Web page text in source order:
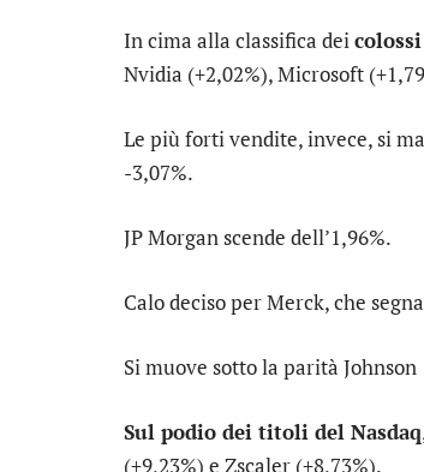
In cima alla classifica dei
Nvidia (+2,02%),Microsoft
Le più forti vendite, invece, si
-3,07%.
JP Morganscende dell’1,96%.
Calo deciso perMerck, che
Si muove sotto la parità
Sul podio dei titoli del Nasdaq
(+9,23%) e Zscaler (+8,73%).